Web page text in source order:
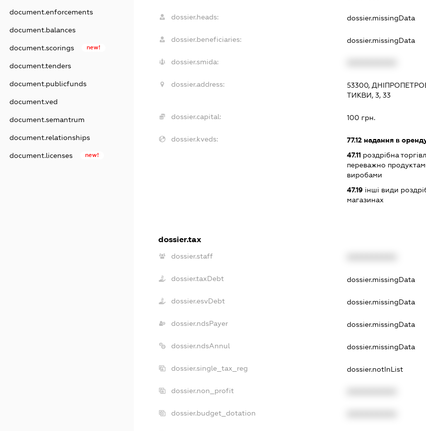
document.enforcements
document.balances
document.scorings new!
document.tenders
document.publicfunds
document.ved
document.semantrum
document.relationships
document.licenses new!
dossier.heads: dossier.missingData
dossier.beneficiaries: dossier.missingData
dossier.smida:
dossier.address:
53300,
ТИКВИ, 3, 33
dossier.capital: 100 грн.
dossier.kveds: 77.12 надання в
47.11 роздрібна
переважно
виробами
47.19 інші види
магазинах
dossier.tax
dossier.staff
dossier.taxDebt dossier.missingData
dossier.esvDebt dossier.missingData
dossier.ndsPayer dossier.missingData
dossier.ndsAnnul dossier.missingData
dossier.single_tax_reg dossier.notInList
dossier.non_profit
dossier.budget_dotation